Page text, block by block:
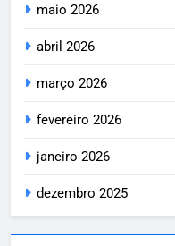
maio 2026
abril 2026
março 2026
fevereiro 2026
janeiro 2026
dezembro 2025